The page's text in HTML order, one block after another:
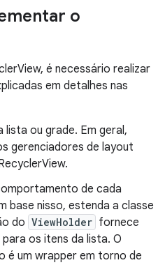
o
é necessário realizar
em detalhes nas
lista ou grade. Em geral,
gerenciadores de layout
de cada
base nisso, estenda a classe
do ViewHolder fornece
os itens da lista. O
é um wrapper em torno de